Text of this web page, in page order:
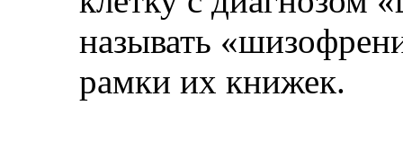
называть
рамки их книжек.